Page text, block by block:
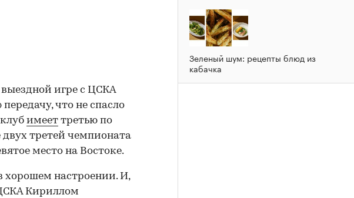
игре с ЦСКА
что не спасло
имеет третью по
третей чемпионата
место на Востоке.
хорошем настроении. И,
Кириллом
Зеленый шум: рецепты блюд из
кабачка